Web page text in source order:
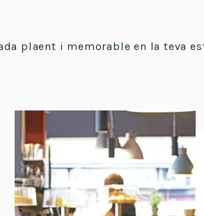
plaent i memorable en la teva